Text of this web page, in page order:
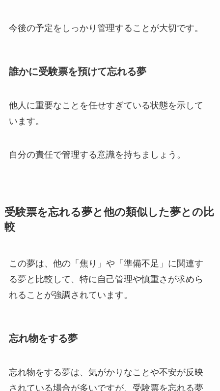
今後の予定をしっかり管理することが大切です。
誰かに受験票を預けて忘れる夢
他人に重要なことを任せすぎている状態を示して
います。
自分の責任で管理する意識を持ちましょう。
受験票を忘れる夢と他の類似した夢との比
較
この夢は、他の「焦り」や「準備不足」に関連す
る夢と比較して、特に自己管理や慎重さが求めら
れることが強調されています。
忘れ物をする夢
忘れ物をする夢は、気がかりなことや不安が反映
されている場合が多いですが、受験票を忘れる夢